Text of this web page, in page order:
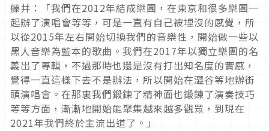
藤井：「我們在2012年結成樂團，在東京和很多樂團一
起辦了演唱會等等，可是一直有自己被埋沒的感覺，所
以從2015年左右開始切換我們的音樂性，開始做一些以
黑人音樂為藍本的歌曲。我們在2017年以獨立樂團的名
義出了專輯，不過那時也還是沒有打出知名度的實感，
覺得一直這樣下去不是辦法，所以開始在澀谷等地辦街
頭演唱會。在那裏我們鍛鍊了精神面也鍛鍊了演奏技巧
等等方面，漸漸地開始能聚集越來越多觀眾，到現在
2021年我們終於主流出道了。」